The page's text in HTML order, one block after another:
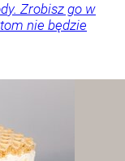
Zrobisz go w
nie będzie